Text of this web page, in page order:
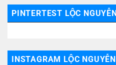
PINTERTEST LỘC NGUYỄN
INSTAGRAM LỘC NGUYỄN